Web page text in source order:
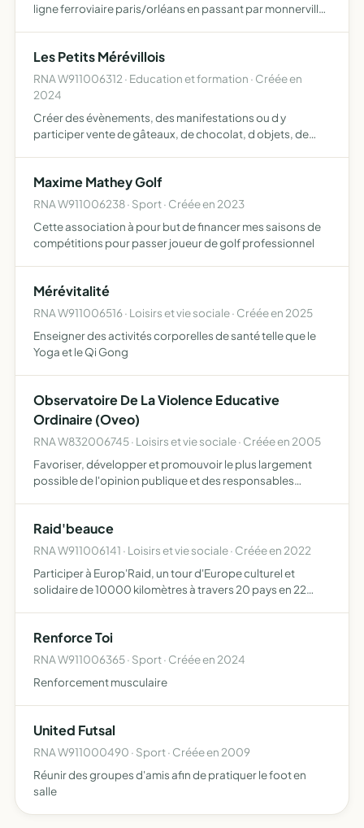
ligne ferroviaire paris/orléans en passant par monnerville
Les Petits Mérévillois
RNA W911006312 · Education et formation · Créée en
2024
Créer des évènements, des manifestations ou d y
participer vente de gâteaux, de chocolat, d objets, de
festifs rep…
Maxime Mathey Golf
RNA W911006238 · Sport · Créée en 2023
Cette association à pour but de financer mes saisons de
compétitions pour passer joueur de golf professionnel
Mérévitalité
RNA W911006516 · Loisirs et vie sociale · Créée en 2025
Enseigner des activités corporelles de santé telle que le
Yoga et le Qi Gong
Observatoire De La Violence Educative
Ordinaire (Oveo)
RNA W832006745 · Loisirs et vie sociale · Créée en 2005
Favoriser, développer et promouvoir le plus largement
possible de l'opinion publique et des responsables
utilisé…
Raid'beauce
RNA W911006141 · Loisirs et vie sociale · Créée en 2022
Participer à Europ'Raid, un tour d'Europe culturel et
solidaire de 10000 kilomètres à travers 20 pays en 22
défavorisées d…
Renforce Toi
RNA W911006365 · Sport · Créée en 2024
Renforcement musculaire
United Futsal
RNA W911000490 · Sport · Créée en 2009
Réunir des groupes d'amis afin de pratiquer le foot en
salle